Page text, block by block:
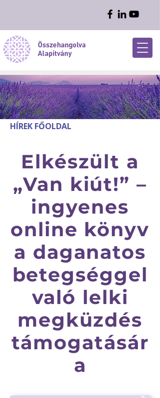
HÍREK FŐOLDAL
Elkészült a
„Van kiút!” –
ingyenes
online könyv
a daganatos
betegséggel
való lelki
megküzdés
támogatásár
a